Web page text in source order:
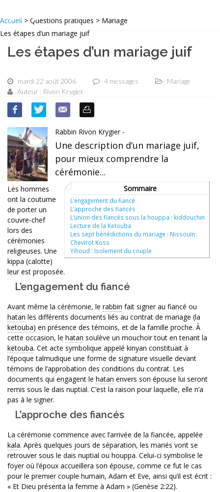
Accueil > Questions pratiques > Mariage
Les étapes d’un mariage juif
Les étapes d’un mariage juif
mardi 22 août 2006 4 messages
Mariage
Auteur : Rivon Krygier
Rabbin Rivon Krygier -
Une description d’un mariage juif,
pour mieux comprendre la
cérémonie...
Sommaire
L’engagement du fiancé
L’approche des fiancés
L’union des fiancés sous la houppa : kiddouchin
Lecture de la Ketouba
Les sept bénédictions du mariage : Nissouïn
Chevirot Koss
Yihoud : Isolement du couple
Les hommes
ont la coutume
de porter un
couvre-chef
lors des
cérémonies
religieuses. Une
kippa (calotte)
leur est proposée.
L’engagement du fiancé
Avant même la cérémonie, le rabbin fait signer au fiancé ou
hatan les différents documents liés au contrat de mariage (la
ketouba) en présence des témoins, et de la famille proche. À
cette occasion, le hatan soulève un mouchoir tout en tenant la
ketouba. Cet acte symbolique appelé kinyan constituait à
l’époque talmudique une forme de signature visuelle devant
témoins de l’approbation des conditions du contrat. Les
documents qui engagent le hatan envers son épouse lui seront
remis sous le dais nuptial. C’est la raison pour laquelle, elle n’a
pas à le signer.
L’approche des fiancés
La cérémonie commence avec l’arrivée de la fiancée, appelée
kala. Après quelques jours de séparation, les mariés vont se
retrouver sous le dais nuptial ou houppa. Celui-ci symbolise le
foyer où l’époux accueillera son épouse, comme ce fut le cas
pour le premier couple humain, Adam et Eve, ainsi qu’il est écrit :
« Et Dieu présenta la femme à Adam » (Genèse 2:22).